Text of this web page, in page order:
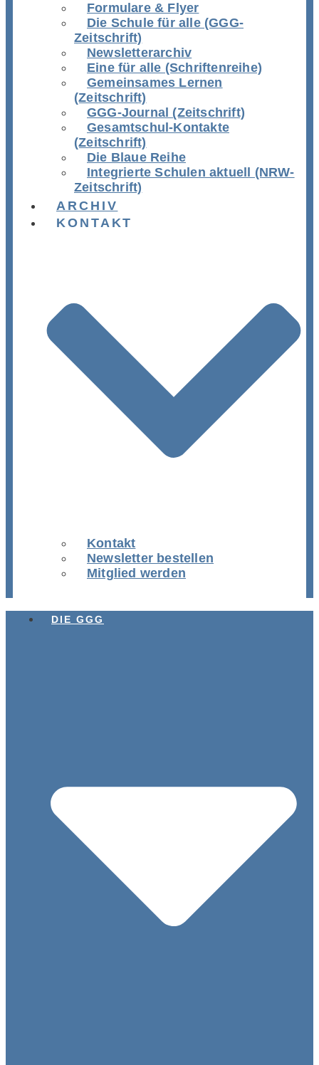
Formulare & Flyer
Die Schule für alle (GGG-
Zeitschrift)
Newsletterarchiv
Eine für alle (Schriftenreihe)
Gemeinsames Lernen
(Zeitschrift)
GGG-Journal (Zeitschrift)
Gesamtschul-Kontakte
(Zeitschrift)
Die Blaue Reihe
Integrierte Schulen aktuell (NRW-
Zeitschrift)
ARCHIV
KONTAKT
Kontakt
Newsletter bestellen
Mitglied werden
DIE GGG